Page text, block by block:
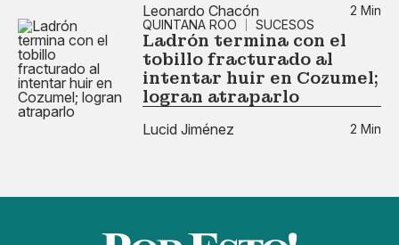
Leonardo Chacón
2 Min
QUINTANA ROO
SUCESOS
Ladrón termina con el
tobillo fracturado al
intentar huir en Cozumel;
logran atraparlo
Lucid Jiménez 2 Min